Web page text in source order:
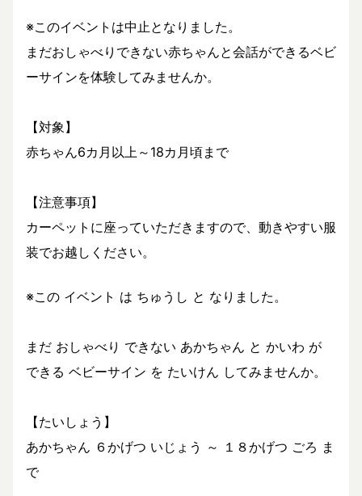
※このイベントは中止となりました。
まだおしゃべりできない赤ちゃんと会話ができるベビ
ーサインを体験してみませんか。
【対象】
赤ちゃん6カ月以上～18カ月頃まで
【注意事項】
カーペットに座っていただきますので、動きやすい服
装でお越しください。
※この イベント は ちゅうし と なりました。
まだ おしゃべり できない あかちゃん と かいわ が
できる ベビーサイン を たいけん してみませんか。
【たいしょう】
あかちゃん ６かげつ いじょう ～ １８かげつ ごろ ま
で